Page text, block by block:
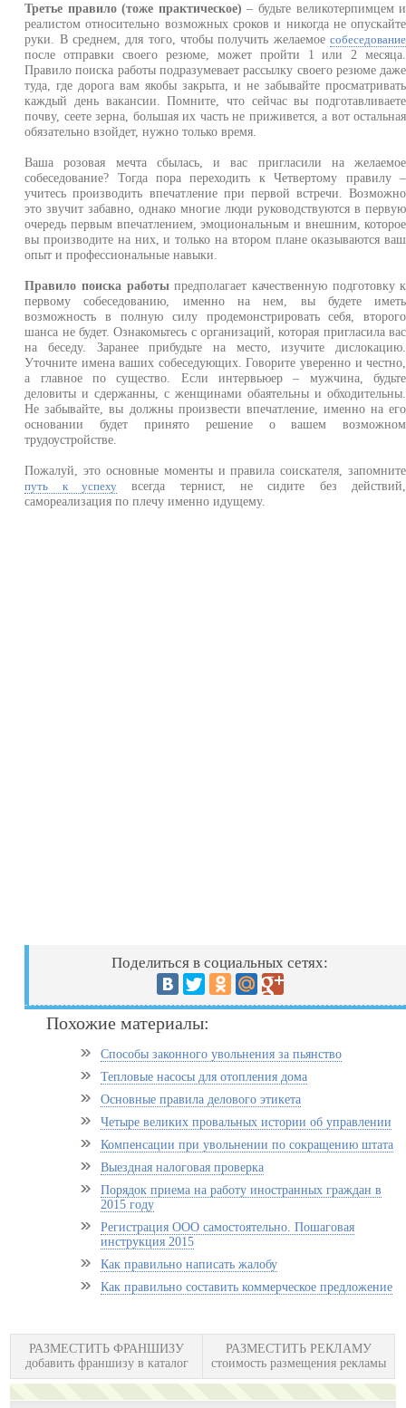
Третье правило (тоже практическое) – будьте великотерпимцем и
реалистом относительно возможных сроков и никогда не опускайте
руки. В среднем, для того, чтобы получить желаемоесобеседование
после отправки своего резюме, может пройти 1 или 2 месяца.
Правило поиска работы подразумевает рассылку своего резюме даже
туда, где дорога вам якобы закрыта, и не забывайте просматривать
каждый день вакансии. Помните, что сейчас вы подготавливаете
почву, сеете зерна, большая их часть не приживется, а вот остальная
обязательно взойдет, нужно только время.
Ваша розовая мечта сбылась, и вас пригласили на желаемое
собеседование? Тогда пора переходить к Четвертому правилу –
учитесь производить впечатление при первой встречи. Возможно
это звучит забавно, однако многие люди руководствуются в первую
очередь первым впечатлением, эмоциональным и внешним, которое
вы производите на них, и только на втором плане оказываются ваш
опыт и профессиональные навыки.
Правило поиска работыпредполагает качественную подготовку к
первому собеседованию, именно на нем, вы будете иметь
возможность в полную силу продемонстрировать себя, второго
шанса не будет. Ознакомьтесь с организаций, которая пригласила вас
на беседу. Заранее прибудьте на место, изучите дислокацию.
Уточните имена ваших собеседующих. Говорите уверенно и честно,
а главное по существо. Если интервьюер – мужчина, будьте
деловиты и сдержанны, с женщинами обаятельны и обходительны.
Не забывайте, вы должны произвести впечатление, именно на его
основании будет принято решение о вашем возможном
трудоустройстве.
Пожалуй, это основные моменты и правила соискателя, запомните
путь к успехувсегда тернист, не сидите без действий,
самореализация по плечу именно идущему.
Поделиться в социальных сетях:
Похожие материалы:
Способы законного увольнения за пьянство
Тепловые насосы для отопления дома
Основные правила делового этикета
Четыре великих провальных истории об управлении
Компенсации при увольнении по сокращению штата
Выездная налоговая проверка
Порядок приема на работу иностранных граждан в
2015 году
Регистрация ООО самостоятельно. Пошаговая
инструкция 2015
Как правильно написать жалобу
Как правильно составить коммерческое предложение
РАЗМЕСТИТЬ ФРАНШИЗУ
добавить франшизу в каталог
РАЗМЕСТИТЬ РЕКЛАМУ
стоимость размещения рекламы